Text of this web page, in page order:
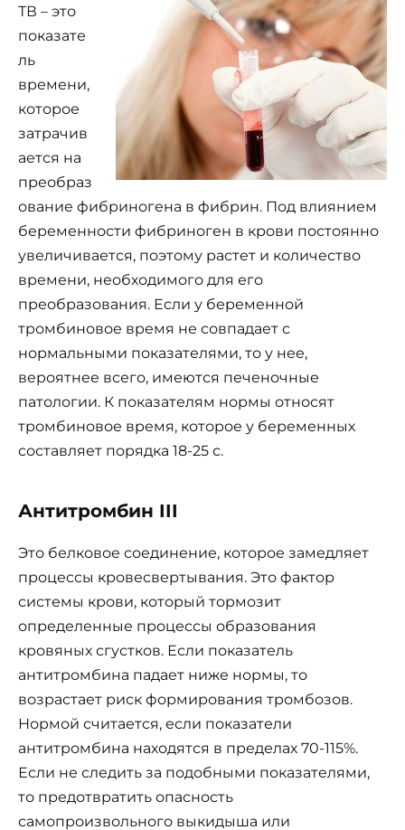
ТВ – это
показате
ль
времени,
которое
затрачив
ается на
преобраз
ование фибриногена в фибрин. Под влиянием
беременности фибриноген в крови постоянно
увеличивается, поэтому растет и количество
времени, необходимого для его
преобразования. Если у беременной
тромбиновое время не совпадает с
нормальными показателями, то у нее,
вероятнее всего, имеются печеночные
патологии. К показателям нормы относят
тромбиновое время, которое у беременных
составляет порядка 18-25 с.
Антитромбин III
Это белковое соединение, которое замедляет
процессы кровесвертывания. Это фактор
системы крови, который тормозит
определенные процессы образования
кровяных сгустков. Если показатель
антитромбина падает ниже нормы, то
возрастает риск формирования тромбозов.
Нормой считается, если показатели
антитромбина находятся в пределах 70-115%.
Если не следить за подобными показателями,
то предотвратить опасность
самопроизвольного выкидыша или